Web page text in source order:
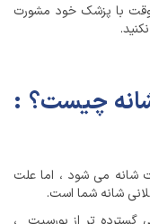
وقت با پزشک خود مشورت
چیست؟ :
شانه می شود ، اما علت
شانه شما است.